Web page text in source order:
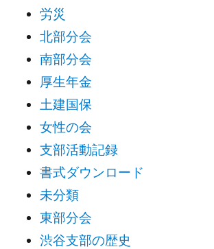
労災
北部分会
南部分会
厚生年金
土建国保
女性の会
支部活動記録
書式ダウンロード
未分類
東部分会
渋谷支部の歴史